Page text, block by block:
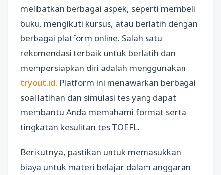
melibatkan berbagai aspek, seperti membeli
buku, mengikuti kursus, atau berlatih dengan
berbagai platform online. Salah satu
rekomendasi terbaik untuk berlatih dan
mempersiapkan diri adalah menggunakan
tryout.id. Platform ini menawarkan berbagai
soal latihan dan simulasi tes yang dapat
membantu Anda memahami format serta
tingkatan kesulitan tes TOEFL.
Berikutnya, pastikan untuk memasukkan
biaya untuk materi belajar dalam anggaran